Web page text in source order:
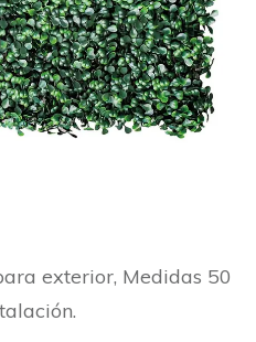
exterior, Medidas 50